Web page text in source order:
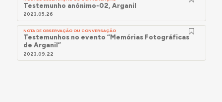
Testemunho anónimo-02, Arganil
2023.05.26
NOTA DE OBSERVAÇÃO OU CONVERSAÇÃO
Testemunhos no evento “Memórias Fotográficas
de Arganil”
2023.09.22